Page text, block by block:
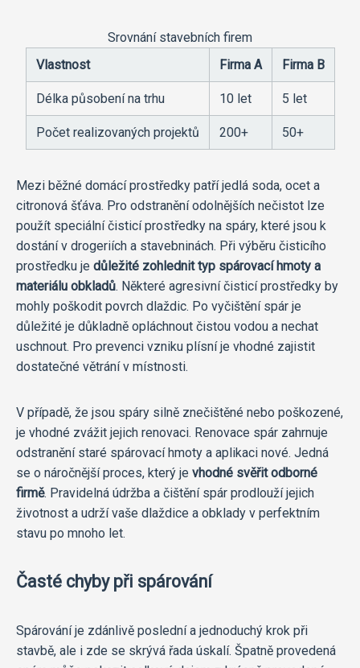
Srovnání stavebních firem
Vlastnost
Firma A Firma B
Délka působení na trhu 10 let 5 let
Počet realizovaných projektů 200+ 50+
Mezi běžné domácí prostředky patří jedlá soda, ocet a
citronová šťáva. Pro odstranění odolnějších nečistot lze
použít speciální čisticí prostředky na spáry, které jsou k
dostání v drogeriích a stavebninách. Při výběru čisticího
prostředku je důležité zohlednit typ spárovací hmoty a
materiálu obkladů. Některé agresivní čisticí prostředky by
mohly poškodit povrch dlaždic. Po vyčištění spár je
důležité je důkladně opláchnout čistou vodou a nechat
uschnout. Pro prevenci vzniku plísní je vhodné zajistit
dostatečné větrání v místnosti.
V případě, že jsou spáry silně znečištěné nebo poškozené,
je vhodné zvážit jejich renovaci. Renovace spár zahrnuje
odstranění staré spárovací hmoty a aplikaci nové. Jedná
se o náročnější proces, který je vhodné svěřit odborné
firmě. Pravidelná údržba a čištění spár prodlouží jejich
životnost a udrží vaše dlaždice a obklady v perfektním
stavu po mnoho let.
Časté chyby při spárování
Spárování je zdánlivě poslední a jednoduchý krok při
stavbě, ale i zde se skrývá řada úskalí. Špatně provedená